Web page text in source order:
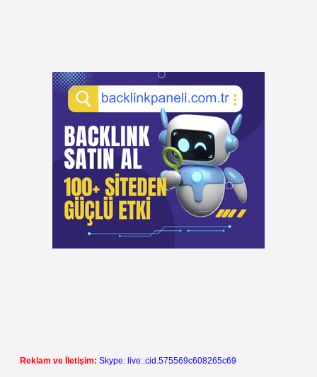
Reklam ve İletişim: Skype: live:.cid.575569c608265c69